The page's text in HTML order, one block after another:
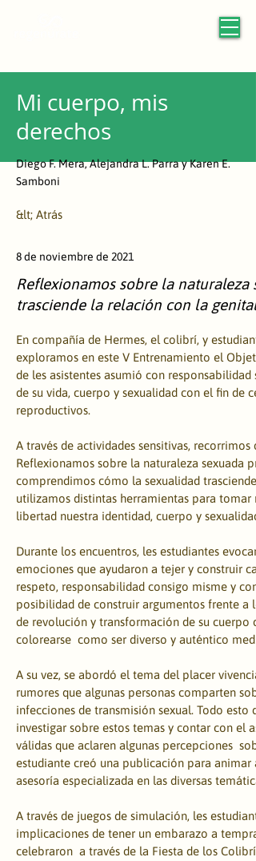
Mi cuerpo, mis
derechos
Diego F. Mera, Alejandra L. Parra y Karen E.
Samboni
&lt; Atrás
8 de noviembre de 2021
Reflexionamos sobre la
trasciende la relación con la
En compañía de Hermes, el colibrí, y
exploramos en este V Entrenamiento el
de les asistentes asumió con
de su vida, cuerpo y sexualidad con el fin de
reproductivos.
A través de actividades sensitivas,
Reflexionamos sobre la naturaleza sexuada
comprendimos cómo la sexualidad
utilizamos distintas herramientas para
libertad nuestra identidad, cuerpo y sexualidad.
Durante los encuentros, les estudiantes
emociones que ayudaron a tejer y construir
respeto, responsabilidad consigo misme y
posibilidad de construir argumentos frente
de revolución y transformación de su
colorearse  como ser diverso y auténtico
A su vez, se abordó el tema del placer
rumores que algunas personas comparten
infecciones de transmisión sexual. Todo
investigar sobre estos temas y contar con el
válidas que aclaren algunas percepciones
estudiante creó una publicación para
asesoría especializada en las diversas
​A través de juegos de simulación, les
implicaciones de tener un embarazo a
celebraron  a través de la Fiesta de los